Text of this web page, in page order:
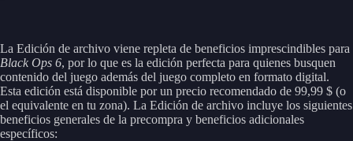
La Edición de archivo viene repleta de beneficios imprescindibles para
Black Ops 6, por lo que es la edición perfecta para quienes busquen
contenido del juego además del juego completo en formato digital.
Esta edición está disponible por un precio recomendado de 99,99 $ (o
el equivalente en tu zona). La Edición de archivo incluye los siguientes
beneficios generales de la precompra y beneficios adicionales
específicos: